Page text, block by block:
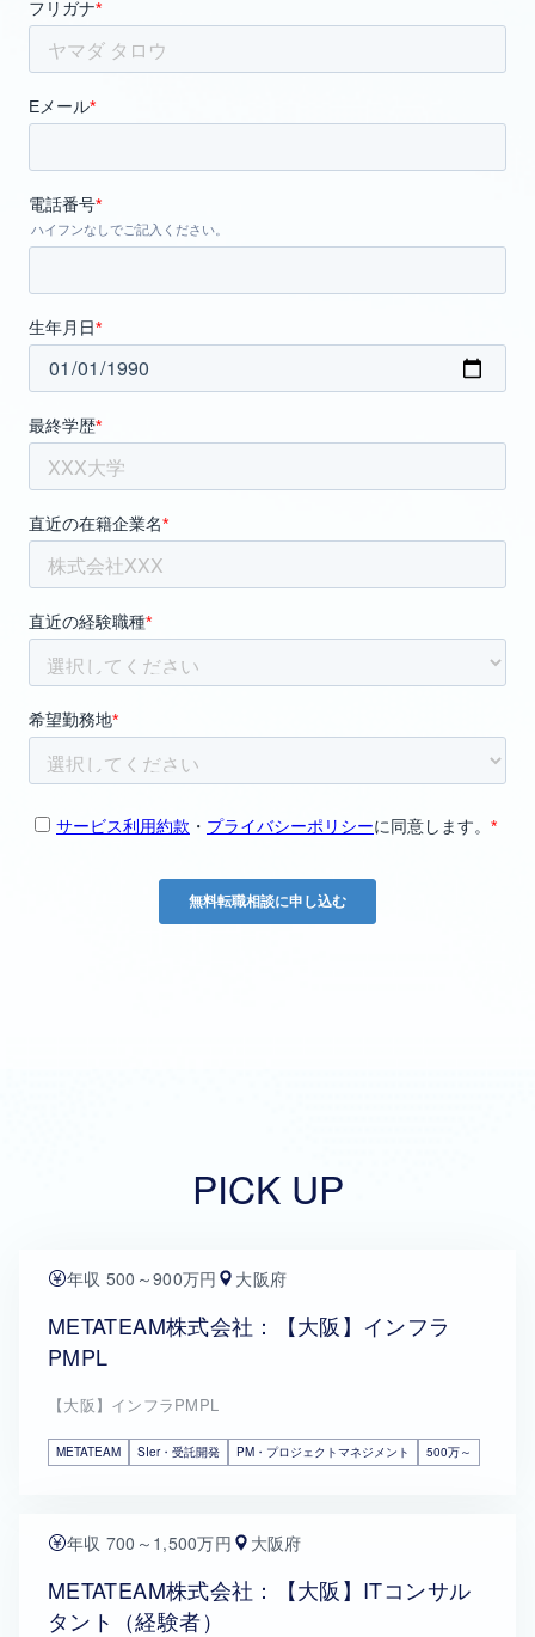
PICK UP
年収 500～900万円 大阪府
METATEAM株式会社：【大阪】インフラ
PMPL
【大阪】インフラPMPL
METATEAM SIer・受託開発 PM・プロジェクトマネジメント 500万～
年収 700～1,500万円 大阪府
METATEAM株式会社：【大阪】ITコンサル
タント（経験者）